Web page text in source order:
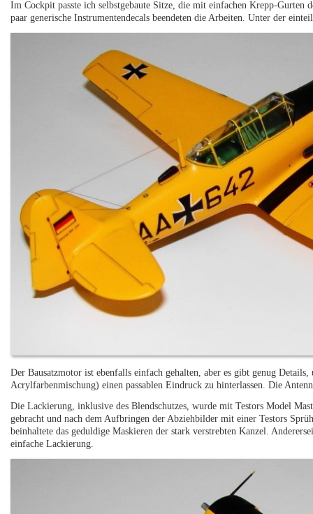
Im Cockpit passte ich selbstgebaute Sitze, die mit einfachen Krepp-
paar generische Instrumentendecals beendeten die Arbeiten. Unter der
Der Bausatzmotor ist ebenfalls einfach gehalten, aber es gibt genug
Acrylfarbenmischung) einen passablen Eindruck zu hinterlassen. Die
Die Lackierung, inklusive des Blendschutzes, wurde mit Testors Model
gebracht und nach dem Aufbringen der Abziehbilder mit einer Testors
beinhaltete das geduldige Maskieren der stark verstrebten Kanzel.
einfache Lackierung.